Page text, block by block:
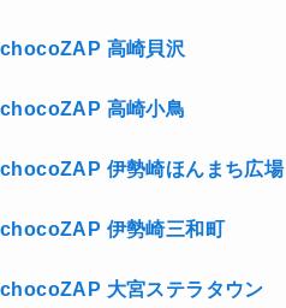
chocoZAP 高崎貝沢
chocoZAP 高崎小鳥
chocoZAP 伊勢崎ほんまち広場
chocoZAP 伊勢崎三和町
chocoZAP 大宮ステラタウン